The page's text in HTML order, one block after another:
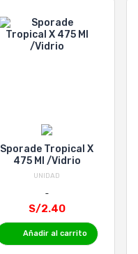
Sporade Tropical X
475 Ml /Vidrio
UNIDAD
S/2.40
Añadir al carrito